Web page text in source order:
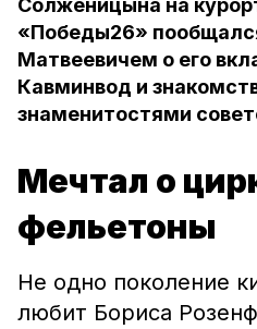
Солженицына на
«Победы26»
Матвеевичем о его
Кавминвод и
знаменитостями
Мечтал о
фельетоны
Не одно поколение
любит Бориса